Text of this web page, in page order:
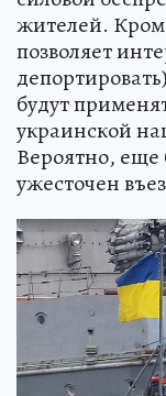
жителей.
позволяет
будут
украинской
Вероятно,
ужесточен